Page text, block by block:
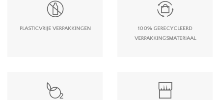
PLASTICVRIJE VERPAKKINGEN
100% GERECYCLEERD
VERPAKKINGSMATERIAAL